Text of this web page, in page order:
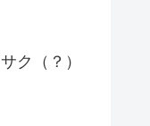
ク（？）